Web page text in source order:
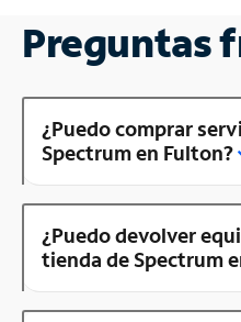
Preguntas
¿Puedo comprar
Spectrum en Fulton?
¿Puedo devolver
tienda de Spectrum